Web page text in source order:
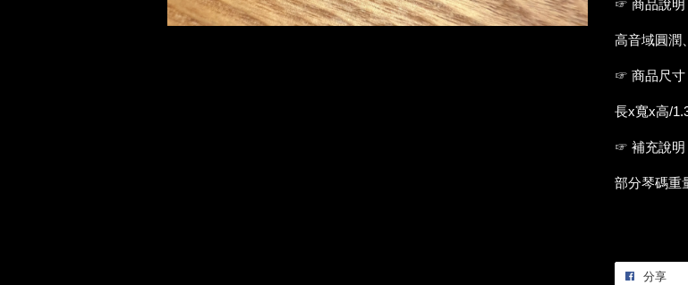
☞ 商品說明
高音域圓潤
☞ 商品尺寸
長x寬x高/
☞ 補充說明
部分琴碼重
分享